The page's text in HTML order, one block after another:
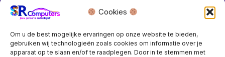
Cookies
Om u de best mogelijke ervaringen op onze website te bieden,
gebruiken wij technologieën zoals cookies om informatie over je
apparaat op te slaan en/of te raadplegen. Door in te stemmen met
Herroeping aanvragen →